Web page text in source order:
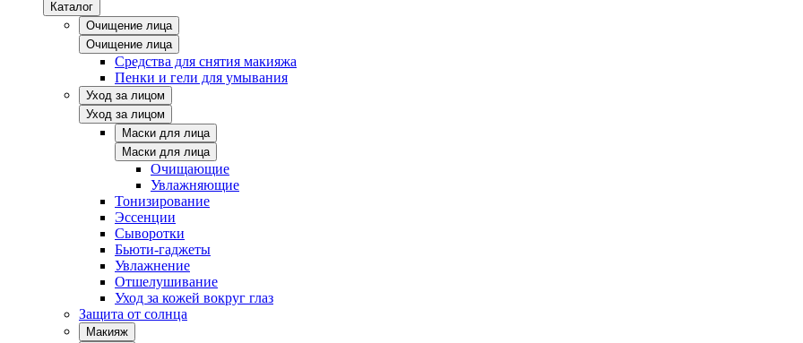
Каталог
Очищение лица
Очищение лица
Средства для снятия макияжа
Пенки и гели для умывания
Уход за лицом
Уход за лицом
Маски для лица
Маски для лица
Очищающие
Увлажняющие
Тонизирование
Эссенции
Сыворотки
Бьюти-гаджеты
Увлажнение
Отшелушивание
Уход за кожей вокруг глаз
Защита от солнца
Макияж